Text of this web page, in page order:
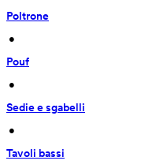
Poltrone
•
Pouf
•
Sedie e sgabelli
•
Tavoli bassi